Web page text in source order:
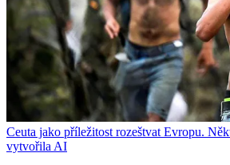
Ceuta jako příležitost rozeštvat Evropu.
vytvořila AI